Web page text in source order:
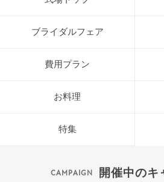
ブライダルフェア
費用プラン
お料理
特集
開催中のキ